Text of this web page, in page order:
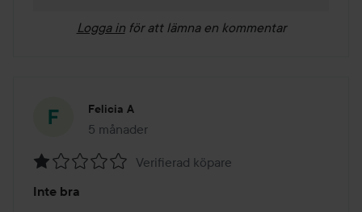
Logga in för att lämna en kommentar
Felicia A
5 månader
Inlägget skapades 5 månader
1
Verifierad köpare
Inte bra